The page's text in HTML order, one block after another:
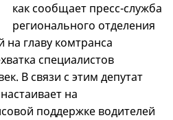
как сообщает пресс-служба
регионального отделения
на главу комтранса
специалистов
В связи с этим депутат
настаивает на
поддержке водителей